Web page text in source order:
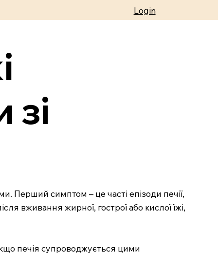
Login
Перший симптом – це часті епізоди печії,
вживання жирної, гострої або кислої їжі,
печія супроводжується цими